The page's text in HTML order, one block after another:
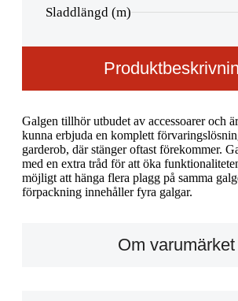
Om varumärket
Galgen tillhör utbudet av accessoarer och
kunna erbjuda en komplett
garderob, där stänger oftast förekommer.
med en extra tråd för att öka
möjligt att hänga flera plagg på samma
förpackning innehåller fyra galgar.
Sladdlängd (m)